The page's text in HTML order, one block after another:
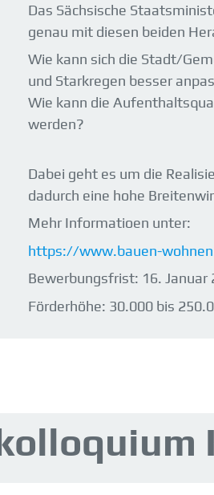
Das Sächsische
genau mit diesen beiden
Wie kann sich die Stadt/
und Starkregen besser
Wie kann die
werden?
Dabei geht es um die
dadurch eine hohe
Mehr Informatioen unter:
https://www.bauen-
Bewerbungsfrist: 16. Januar
Förderhöhe: 30.000 bis